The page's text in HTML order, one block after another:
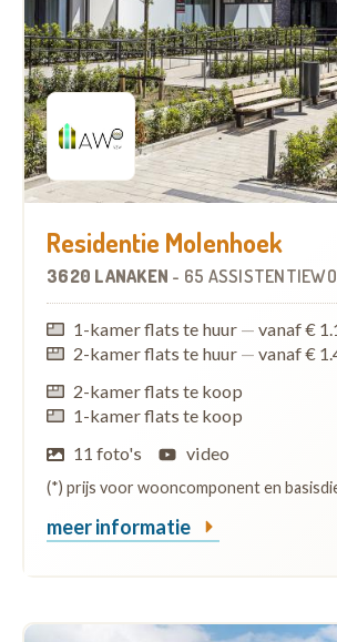
Residentie Molenhoek
3620 LANAKEN - 65
1-kamer flats te huur — vanaf €
2-kamer flats te huur — vanaf €
2-kamer flats te koop
1-kamer flats te koop
11 foto's
video
(*) prijs voor wooncomponent en
meer informatie